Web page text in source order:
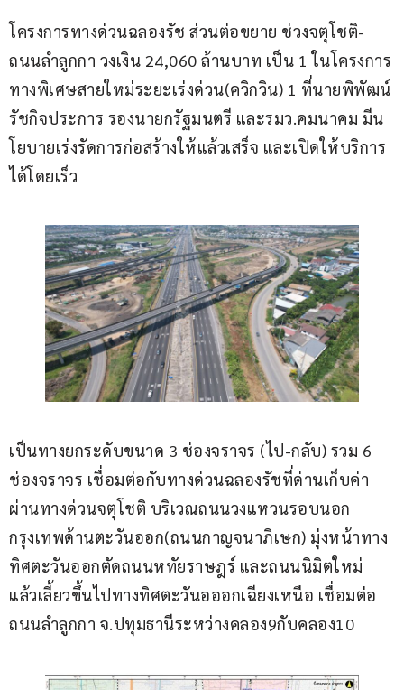
โครงการทางด่วนฉลองรัช ส่วนต่อขยาย ช่วงจตุโชติ-
ถนนลำลูกกา วงเงิน 24,060 ล้านบาท เป็น 1 ในโครงการ
ทางพิเศษสายใหม่ระยะเร่งด่วน(ควิกวิน) 1 ที่นายพิพัฒน์
รัชกิจประการ รองนายกรัฐมนตรี และรมว.คมนาคม มีน
โยบายเร่งรัดการก่อสร้างให้แล้วเสร็จ และเปิดให้บริการ
ได้โดยเร็ว
เป็นทางยกระดับขนาด 3 ช่องจราจร (ไป-กลับ) รวม 6
ช่องจราจร เชื่อมต่อกับทางด่วนฉลองรัชที่ด่านเก็บค่า
ผ่านทางด่วนจตุโชติ บริเวณถนนวงแหวนรอบนอก
กรุงเทพด้านตะวันออก(ถนนกาญจนาภิเษก) มุ่งหน้าทาง
ทิศตะวันออกตัดถนนหทัยราษฎร์ และถนนนิมิตใหม่
แล้วเลี้ยวขึ้นไปทางทิศตะวันอออกเฉียงเหนือ เชื่อมต่อ
ถนนลำลูกกา จ.ปทุมธานีระหว่างคลอง9กับคลอง10